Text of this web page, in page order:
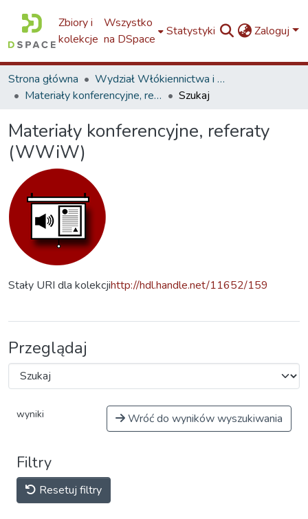
Zbiory i
kolekcje
Wszystko
na DSpace
Statystyki Zaloguj
Strona główna
Wydział Włókiennictwa i Wzornictwa / Faculty of Textiles and Design / W4
Materiały konferencyjne, referaty (WWiW)
Szukaj
Materiały konferencyjne, referaty
(WWiW)
Stały URI dla kolekcjihttp://hdl.handle.net/11652/159
Przeglądaj
wyniki Wróć do wyników wyszukiwania
Filtry
Resetuj filtry